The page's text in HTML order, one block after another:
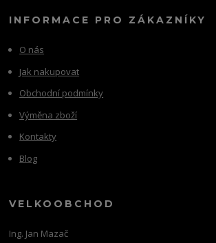
INFORMACE PRO ZÁKAZNÍKY
O nás
Jak nakupovat
Obchodní podmínky
Výměna zboží
Kontakty
Blog
VELKOOBCHOD
Ing. Jan Mazač